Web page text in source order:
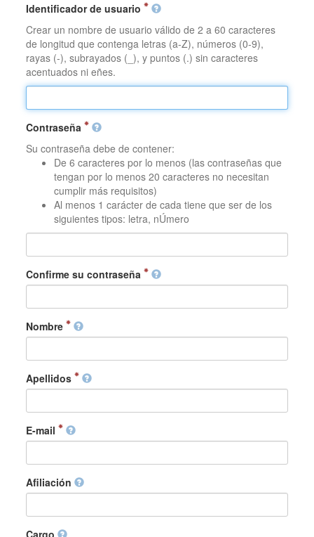
Identificador de usuario
Crear un nombre de usuario válido de 2 a 60 caracteres
de longitud que contenga letras (a-Z), números (0-9),
rayas (-), subrayados (_), y puntos (.) sin caracteres
acentuados ni eñes.
Contraseña
Su contraseña debe de contener:
De 6 caracteres por lo menos (las contraseñas que
tengan por lo menos 20 caracteres no necesitan
cumplir más requisitos)
Al menos 1 carácter de cada tiene que ser de los
siguientes tipos: letra, nÚmero
Confirme su contraseña
Nombre
Apellidos
E-mail
Afiliación
Cargo